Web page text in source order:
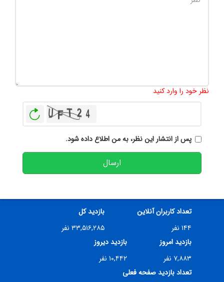
نظر خود را وارد کنید
پس از انتشار این نظر، به من اطلاع داده شود.
ارسال
تعداد کاربران آنلاین
۱۴۴ نفر
بازدید کل
۳۳,۵۱۶,۲۸۵ نفر
بازدید امروز
۷,۸۸۳ نفر
بازدید دیروز
۱۰,۴۴۲ نفر
تعداد بازدید صفحه فعلی